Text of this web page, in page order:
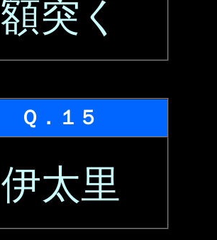
額突く
Ｑ．１５
伊太里